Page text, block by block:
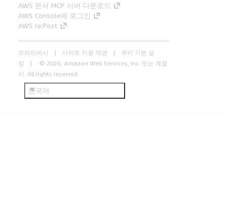
AWS 문서 MCP 서버 다운로드
AWS Console에 로그인
AWS re:Post
프라이버시 사이트 이용 약관
쿠키 기본 설
정
© 2026, Amazon Web Services, Inc. 또는 계열
사. All rights reserved.
한국어